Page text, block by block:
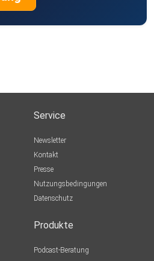
Service
Newsletter
Kontakt
Presse
Nutzungsbedingungen
Datenschutz
Produkte
Podcast-Beratung